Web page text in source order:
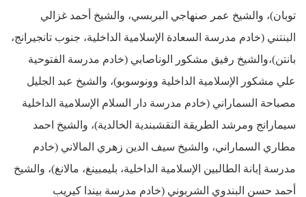
توبان)، والشيخ عمر صنهاجي البربسي، والشيخ أحمد غزالي
البنتني (خادم مدرسة السعادة الإسلامية الداخلية، جنوب تانجيرانج،
بانتن)،والشيخ رفيق مشكور الوناصابي (خادم مدرسة الفتوحية
علي مشكور الإسلامية الداخلية وونوسوبو)، والشيخ عبد الجليل
مصباحة السماراني (خادم مدرسة دار السلام الإسلامية الداخلية
سيمارانج ومرشد الطريقة النقشبندية الخالدية)، والشيخ احمد
مطاري السماراني، والشيخ سيف الدين زهري المالاني (خادم
مدرسة إبانة الطالبين الإسلامية الداخلية، بليمبينغ، مالانغ)، والشيخ
أحمد حسن البندوي الشربوني (خادم مدرسة بيندا كيريب